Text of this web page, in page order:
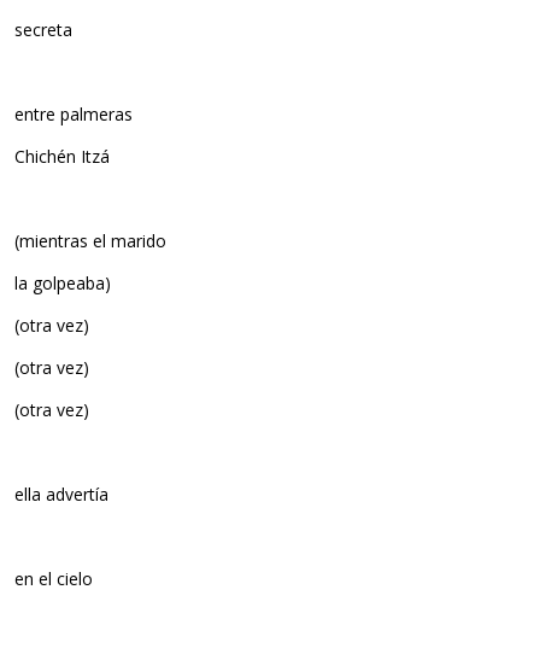
secreta
entre palmeras
Chichén Itzá
(mientras el marido
la golpeaba)
(otra vez)
(otra vez)
(otra vez)
ella advertía
en el cielo